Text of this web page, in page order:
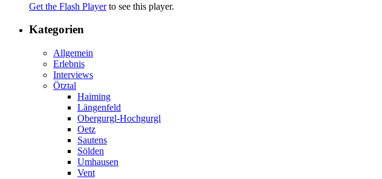
Get the Flash Playerto see this player.
Kategorien
Allgemein
Erlebnis
Interviews
Ötztal
Haiming
Längenfeld
Obergurgl-Hochgurgl
Oetz
Sautens
Sölden
Umhausen
Vent